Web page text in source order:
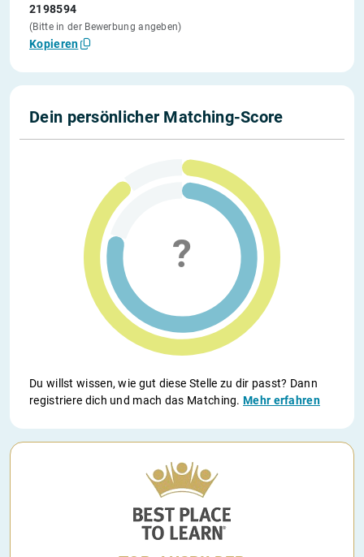
2198594
(Bitte in der Bewerbung angeben)
Kopieren
Dein persönlicher Matching-Score
Du willst wissen, wie gut diese Stelle zu dir passt? Dann
registriere dich und mach das Matching.Mehr erfahren